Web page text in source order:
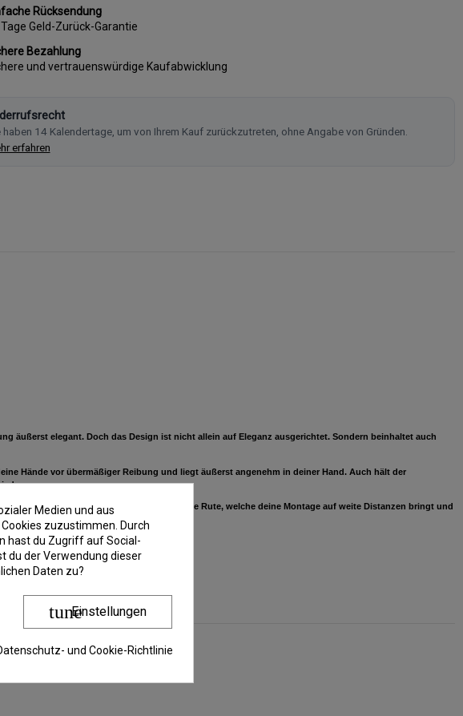
Rücksendung
Geld-Zurück-Garantie
Bezahlung
und vertrauenswürdige Kaufabwicklung
haben 14 Kalendertage, um von Ihrem Kauf zurückzutreten, ohne Angabe von Gründen.
erfahren
äußerst elegant. Doch das Design ist nicht allein auf Eleganz ausgerichtet. Sondern beinhaltet auch
Hände vor übermäßiger Reibung und liegt äußerst angenehm in deiner Hand. Auch hält der
Das Resultat ist eine reaktionsschnelle Rute, welche deine Montage auf weite Distanzen bringt und
Medien und aus
zuzustimmen. Durch
hast du Zugriff auf Social-
du der Verwendung dieser
Daten zu?
tuneEinstellungen
und Cookie-Richtlinie